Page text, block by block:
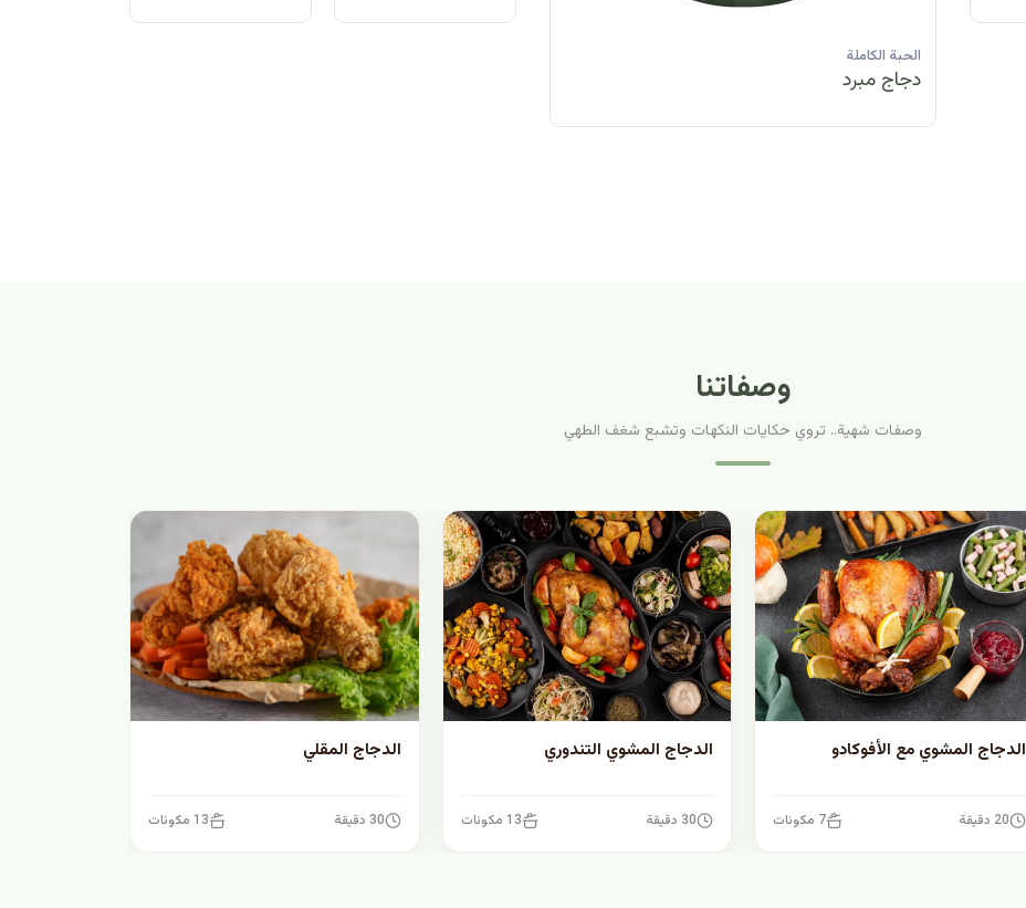
الحبة الكاملة
دجاج مبرد
وصفاتنا
وصفات شهية.. تروي حكايات النكهات وتشبع شغف الطهي
الدجاج المشوي مع الأفوكادو
20 دقيقة 7 مكونات
الدجاج المشوي التندوري
30 دقيقة 13 مكونات
الدجاج المقلي
30 دقيقة 13 مكونات